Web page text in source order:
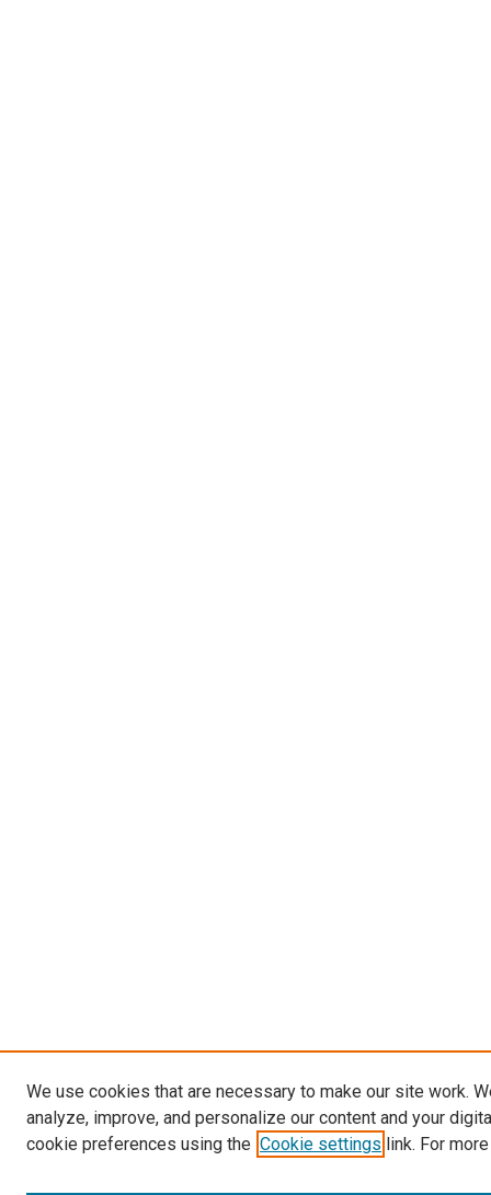
We use cookies that are necessary to make our site work.
analyze, improve, and personalize our content and your
cookie preferences using the Cookie settings link. For